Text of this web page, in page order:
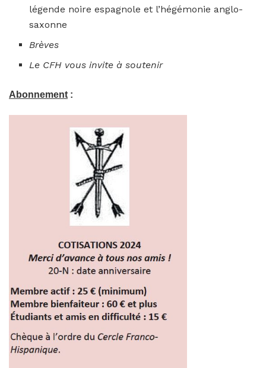
légende noire espagnole et l’hégémonie anglo-
saxonne
Brèves
Le CFH vous invite à soutenir
Abonnement :